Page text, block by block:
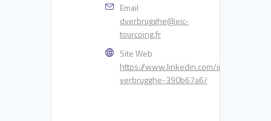
Email
dverbrugghe@eic-
tourcoing.fr
Site Web
https://www.linkedin.com/in/david-
verbrugghe-390b67a6/